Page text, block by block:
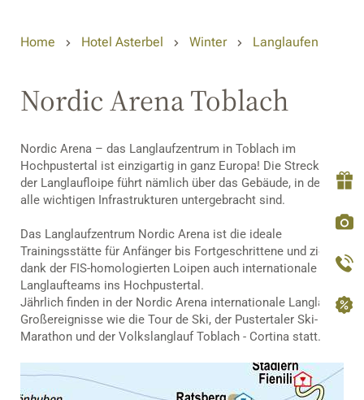
Home Hotel Asterbel Winter Langlaufen
Nordic Arena Toblach
Nordic Arena – das Langlaufzentrum in Toblach im
Hochpustertal ist einzigartig in ganz Europa! Die Strecke
der Langlaufloipe führt nämlich über das Gebäude, in dem
alle wichtigen Infrastrukturen untergebracht sind.
Das Langlaufzentrum Nordic Arena ist die ideale
Trainingsstätte für Anfänger bis Fortgeschrittene und zieht
dank der FIS-homologierten Loipen auch internationale
Langlaufteams ins Hochpustertal.
Jährlich finden in der Nordic Arena internationale Langlauf-
Großereignisse wie die Tour de Ski, der Pustertaler Ski-
Marathon und der Volkslanglauf Toblach - Cortina statt.